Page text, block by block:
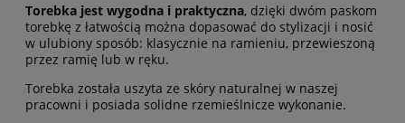
Torebka jest wygodna i praktyczna, dzięki dwóm paskom
torebkę z łatwością można dopasować do stylizacji i nosić
w ulubiony sposób: klasycznie na ramieniu, przewieszoną
przez ramię lub w ręku.
Torebka została uszyta ze skóry naturalnej w naszej
pracowni i posiada solidne rzemieślnicze wykonanie.